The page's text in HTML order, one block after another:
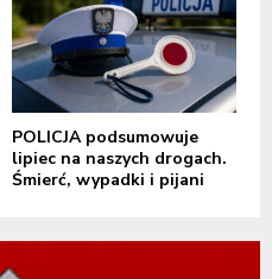
POLICJA podsumowuje
lipiec na naszych drogach.
Śmierć, wypadki i pijani